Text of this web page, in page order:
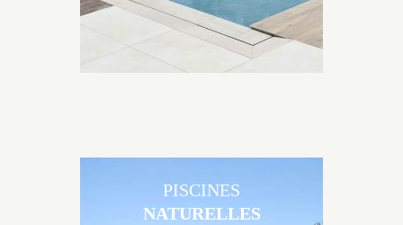
PISCINES
NATURELLES